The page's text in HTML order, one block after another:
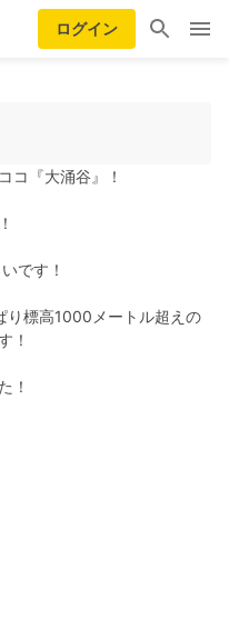
ログイン
コ『大涌谷』！
です！
り標高1000メートル超えの
！
！